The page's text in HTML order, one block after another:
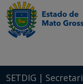
SETDIG |